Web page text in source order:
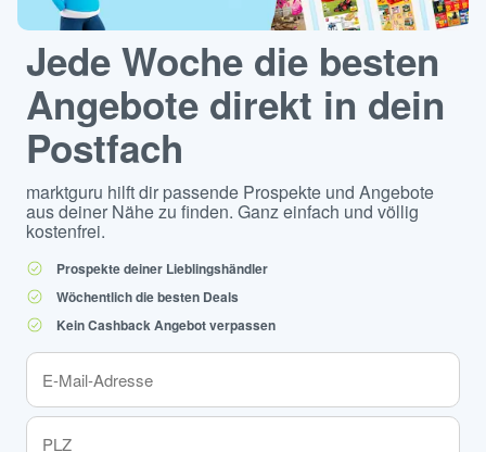
Jede Woche die besten
Angebote direkt in dein
Postfach
marktguru hilft dir passende Prospekte und Angebote
aus deiner Nähe zu finden. Ganz einfach und völlig
kostenfrei.
Prospekte deiner Lieblingshändler
Wöchentlich die besten Deals
Kein Cashback Angebot verpassen